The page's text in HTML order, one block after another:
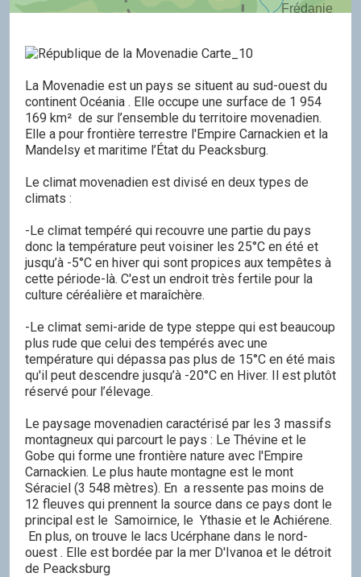
Frédanie
La Movenadie est un pays se situent au sud-ouest du
continent Océania . Elle occupe une surface de 1 954
169 km² de sur l’ensemble du territoire movenadien.
Elle a pour frontière terrestre l'Empire Carnackien et la
Mandelsy et maritime l’État du Peacksburg.
Le climat movenadien est divisé en deux types de
climats :
-Le climat tempéré qui recouvre une partie du pays
donc la température peut voisiner les 25°C en été et
jusqu’à -5°C en hiver qui sont propices aux tempêtes à
cette période-là. C'est un endroit très fertile pour la
culture céréalière et maraîchère.
-Le climat semi-aride de type steppe qui est beaucoup
plus rude que celui des tempérés avec une
température qui dépassa pas plus de 15°C en été mais
qu'il peut descendre jusqu’à -20°C en Hiver. Il est plutôt
réservé pour l’élevage.
Le paysage movenadien caractérisé par les 3 massifs
montagneux qui parcourt le pays : Le Thévine et le
Gobe qui forme une frontière nature avec l'Empire
Carnackien. Le plus haute montagne est le mont
Séraciel (3 548 mètres). En a ressente pas moins de
12 fleuves qui prennent la source dans ce pays dont le
principal est le Samoirnice, le Ythasie et le Achiérene.
En plus, on trouve le lacs Ucérphane dans le nord-
ouest . Elle est bordée par la mer D'Ivanoa et le détroit
de Peacksburg